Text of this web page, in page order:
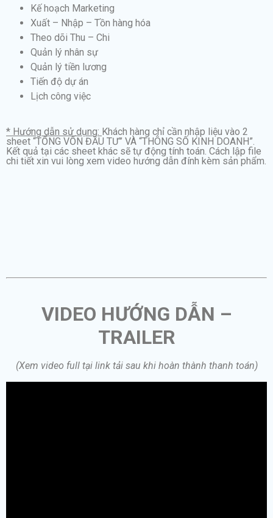
Kế hoạch Marketing
Xuất – Nhập – Tồn hàng hóa
Theo dõi Thu – Chi
Quản lý nhân sự
Quản lý tiền lương
Tiến độ dự án
Lịch công việc
* Hướng dẫn sử dụng: Khách hàng chỉ cần nhập liệu vào 2
sheet “TỔNG VỐN ĐẦU TƯ” VÀ “THÔNG SỐ KINH DOANH”.
Kết quả tại các sheet khác sẽ tự động tính toán. Cách lập file
chi tiết xin vui lòng xem video hướng dẫn đính kèm sản phẩm.
VIDEO HƯỚNG DẪN –
TRAILER
(Xem video full tại link tải sau khi hoàn thành thanh toán)